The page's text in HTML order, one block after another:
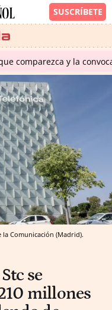
comparezca y la
la Comunicación (Madrid).
se
millones